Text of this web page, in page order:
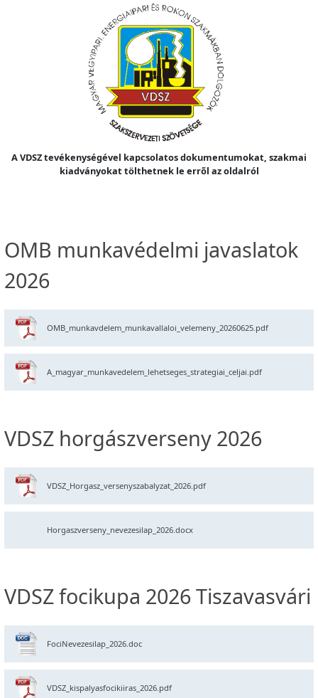
A VDSZ tevékenységével kapcsolatos dokumentumokat, szakmai
kiadványokat tölthetnek le errõl az oldalról
OMB munkavédelmi javaslatok
2026
OMB_munkavdelem_munkavallaloi_velemeny_20260625.pdf
A_magyar_munkavedelem_lehetseges_strategiai_celjai.pdf
VDSZ horgászverseny 2026
VDSZ_Horgasz_versenyszabalyzat_2026.pdf
Horgaszverseny_nevezesilap_2026.docx
VDSZ focikupa 2026 Tiszavasvári
FociNevezesilap_2026.doc
VDSZ_kispalyasfocikiiras_2026.pdf